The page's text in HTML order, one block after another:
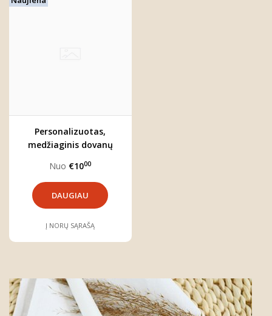
Personalizuotas,
medžiaginis dovanų
Nuo €1000
DAUGIAU
Į NORŲ SĄRAŠĄ